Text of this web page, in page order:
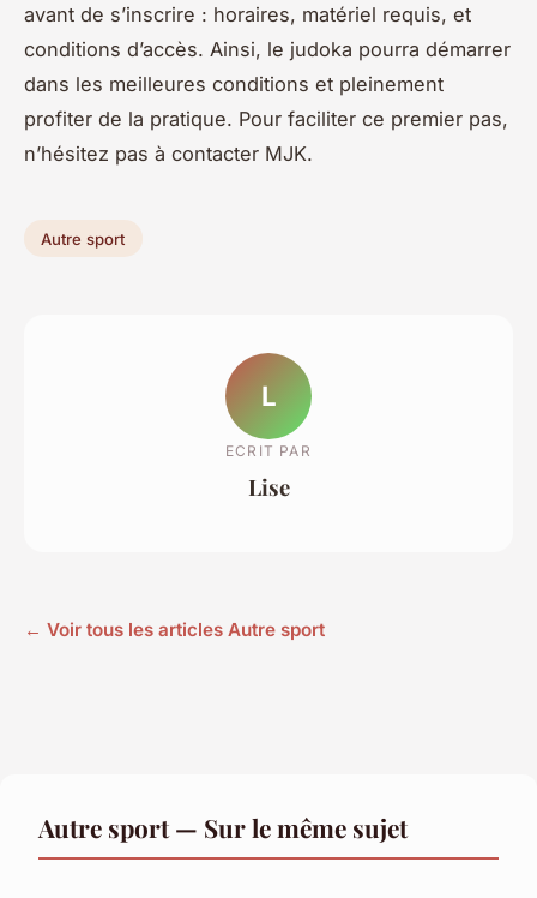
avant de s’inscrire : horaires, matériel requis, et
conditions d’accès. Ainsi, le judoka pourra démarrer
dans les meilleures conditions et pleinement
profiter de la pratique. Pour faciliter ce premier pas,
n’hésitez pas à contacter MJK.
Autre sport
L
ECRIT PAR
Lise
← Voir tous les articles Autre sport
Autre sport — Sur le même sujet